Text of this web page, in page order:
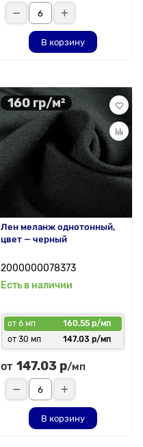
В корзину
160 гр/м²
Лен меланж однотонный,
цвет — черный
2000000078373
Есть в наличии
от 6 мп
160.55 р/мп
от 30 мп
147.03 р/мп
от 147.03 р/мп
В корзину